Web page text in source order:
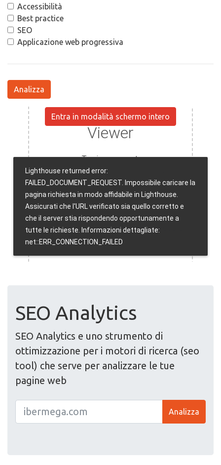
Accessibilità
Best practice
SEO
Applicazione web progressiva
Analizza
Entra in modalità schermo intero
SEO Analytics
SEO Analytics e uno strumento di
ottimizzazione per i motori di ricerca (seo
tool) che serve per analizzare le tue
pagine web
Analizza